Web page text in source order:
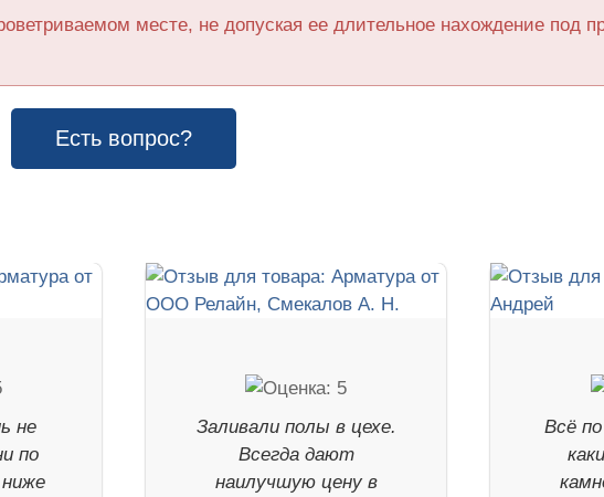
месте, не допуская ее длительное нахождение под
Есть вопрос?
не
по
Заливали полы в цехе.
Всегда дают
наилучшую цену в
Всё